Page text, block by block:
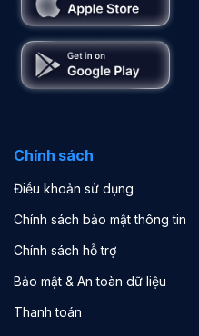
Chính sách
Điều khoản sử dụng
Chính sách bảo mật thông tin
Chính sách hỗ trợ
Bảo mật & An toàn dữ liệu
Thanh toán